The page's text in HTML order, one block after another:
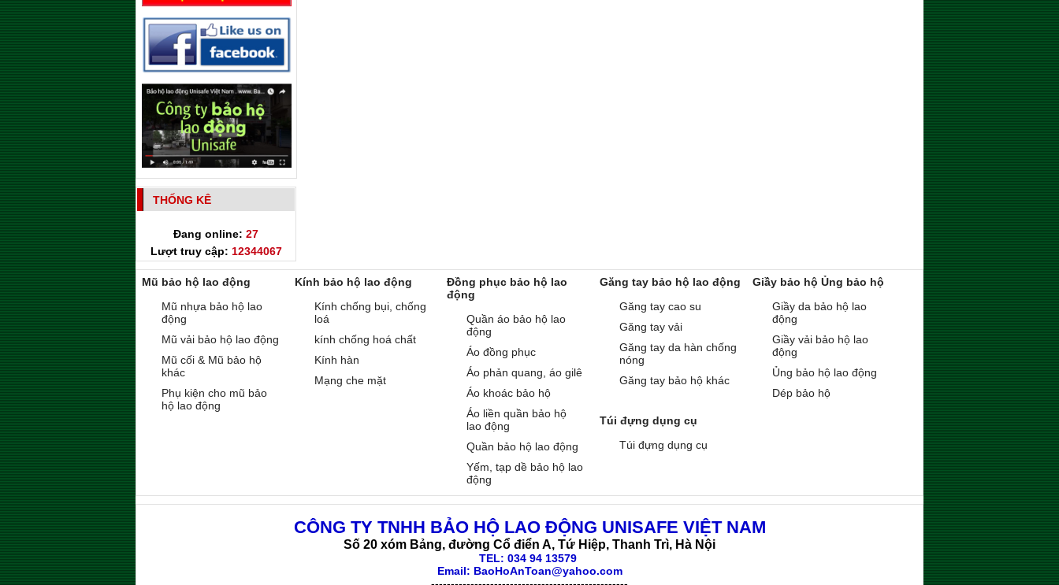
THỐNG KÊ
Đang online: 27
Lượt truy cập: 12344067
Mũ bảo hộ lao động
Mũ nhựa bảo hộ lao
động
Mũ vải bảo hộ lao động
Mũ cối & Mũ bảo hộ
khác
Phụ kiện cho mũ bảo
hộ lao động
Kính bảo hộ lao động
Kính chống bụi, chống
loá
kính chống hoá chất
Kính hàn
Mạng che mặt
Đồng phục bảo hộ lao
động
Quần áo bảo hộ lao
động
Áo đồng phục
Áo phản quang, áo gilê
Áo khoác bảo hộ
Áo liền quần bảo hộ
lao động
Quần bảo hộ lao động
Yếm, tạp dề bảo hộ lao
động
Găng tay bảo hộ lao động
Găng tay cao su
Găng tay vải
Găng tay da hàn chống
nóng
Găng tay bảo hộ khác
Giầy bảo hộ Ủng bảo hộ
Giầy da bảo hộ lao
động
Giầy vải bảo hộ lao
động
Ủng bảo hộ lao động
Dép bảo hộ
Túi đựng dụng cụ
Túi đựng dụng cụ
CÔNG TY TNHH BẢO HỘ LAO ĐỘNG UNISAFE VIỆT NAM
Số 20 xóm Bảng, đường Cổ điển A, Tứ Hiệp, Thanh Trì, Hà Nội
TEL: 034 94 13579
Email: BaoHoAnToan@yahoo.com